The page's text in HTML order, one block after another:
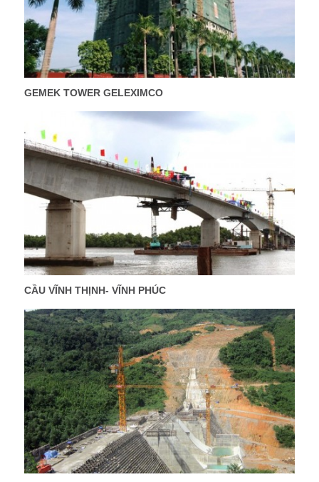
GEMEK TOWER GELEXIMCO
CẦU VĨNH THỊNH- VĨNH PHÚC